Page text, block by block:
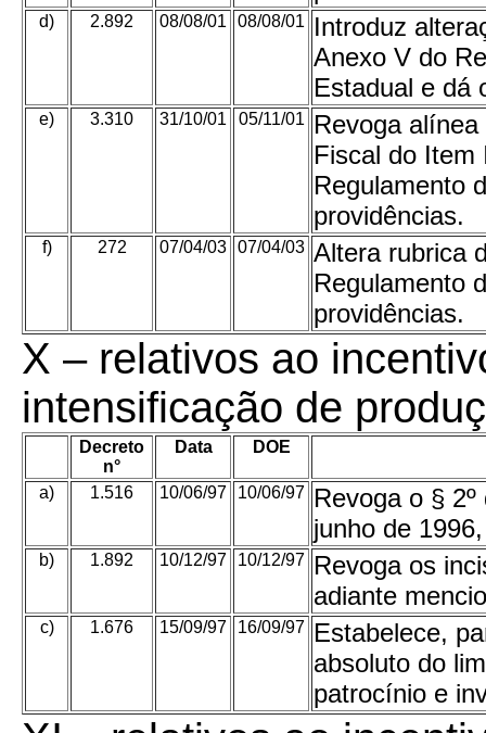
d) 2.892 08/08/01 08/08/01
Introduz
Anexo V do
Estadual e dá
e) 3.310 31/10/01 05/11/01
Revoga alínea
Fiscal do Item
Regulamento
providências.
f) 272 07/04/03 07/04/03 Altera rubrica
Regulamento
providências.
X – relativos ao
intensificação de
Decreto
n°
Data DOE
a) 1.516 10/06/97 10/06/97 Revoga o §
junho de
b) 1.892 10/12/97 10/12/97 Revoga os
adiante
c) 1.676 15/09/97 16/09/97 Estabelece,
absoluto do
patrocínio e